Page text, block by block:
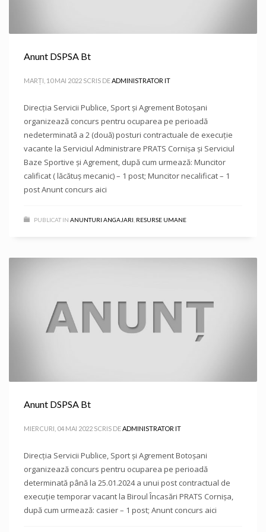
Anunt DSPSA Bt
MARȚI, 10 MAI 2022 SCRIS DEADMINISTRATOR IT
Direcţia Servicii Publice, Sport și Agrement Botoşani
organizează concurs pentru ocuparea pe perioadă
nedeterminată a 2 (două) posturi contractuale de execuție
vacante la Serviciul Administrare PRATS Cornișa și Serviciul
Baze Sportive și Agrement, după cum urmează: Muncitor
calificat ( lăcătuș mecanic) – 1 post; Muncitor necalificat – 1
post Anunt concurs aici
PUBLICAT IN ANUNTURI ANGAJARI RESURSE UMANE
Anunt DSPSA Bt
MIERCURI, 04 MAI 2022 SCRIS DEADMINISTRATOR IT
Direcţia Servicii Publice, Sport și Agrement Botoşani
organizează concurs pentru ocuparea pe perioadă
determinată până la 25.01.2024 a unui post contractual de
execuție temporar vacant la Biroul Încasări PRATS Cornișa,
după cum urmează: casier – 1 post; Anunt concurs aici